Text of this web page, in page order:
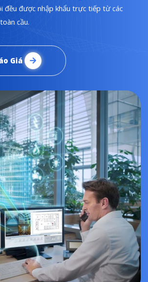
đều được nhập khẩu trực tiếp từ các
cầu.
Giá